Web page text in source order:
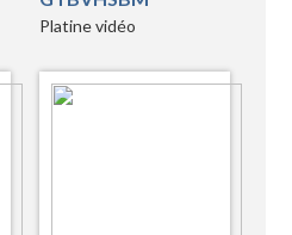
Platine vidéo